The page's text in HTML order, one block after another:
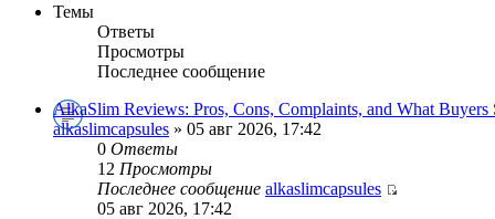
Темы
Ответы
Просмотры
Последнее сообщение
AlkaSlim Reviews: Pros, Cons, Complaints, and What Buyers
alkaslimcapsules » 05 авг 2026, 17:42
0 Ответы
12 Просмотры
Последнее сообщение alkaslimcapsules
05 авг 2026, 17:42